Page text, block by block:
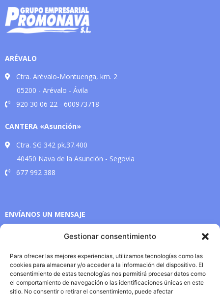
Gestionar consentimiento
Para ofrecer las mejores experiencias, utilizamos tecnologías como las
cookies para almacenar y/o acceder a la información del dispositivo. El
consentimiento de estas tecnologías nos permitirá procesar datos como
el comportamiento de navegación o las identificaciones únicas en este
sitio. No consentir o retirar el consentimiento, puede afectar
ARÉVALO
Ctra. Arévalo-Montuenga, km. 2
05200 - Arévalo - Ávila
920 30 06 22 - 600973718
CANTERA «Asunción»
Ctra. SG 342 pk.37.400
40450 Nava de la Asunción - Segovia
677 992 388
ENVÍANOS UN MENSAJE